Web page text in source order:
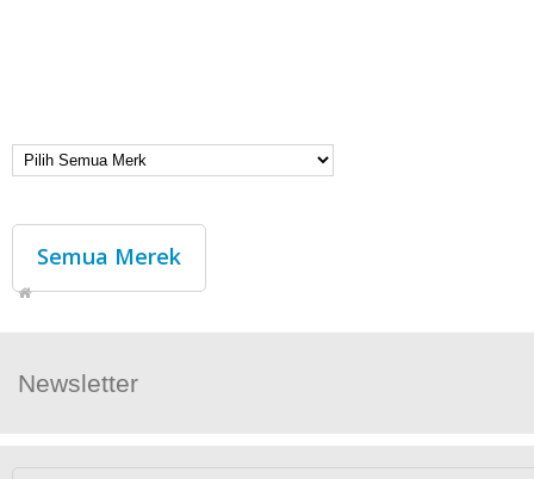
Semua Merek
Newsletter